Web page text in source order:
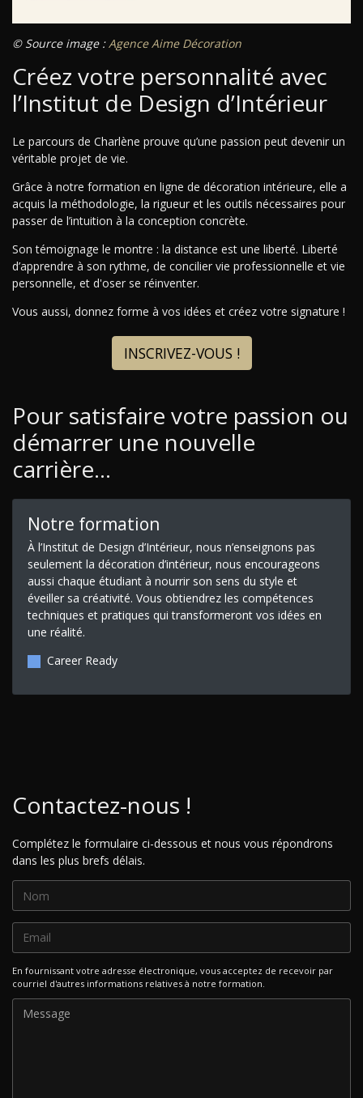
© Source image :Agence Aime Décoration
Créez votre personnalité avec
l’Institut de Design d’Intérieur
Le parcours de Charlène prouve qu’une passion peut devenir un
véritable projet de vie.
Grâce à notre formation en ligne de décoration intérieure, elle a
acquis la méthodologie, la rigueur et les outils nécessaires pour
passer de l’intuition à la conception concrète.
Son témoignage le montre : la distance est une liberté. Liberté
d’apprendre à son rythme, de concilier vie professionnelle et vie
personnelle, et d'oser se réinventer.
Vous aussi, donnez forme à vos idées et créez votre signature !
INSCRIVEZ-VOUS !
Pour satisfaire votre passion ou
démarrer une nouvelle
carrière…
Notre formation
À l’Institut de Design d’Intérieur, nous n’enseignons pas
seulement la décoration d’intérieur, nous encourageons
aussi chaque étudiant à nourrir son sens du style et
éveiller sa créativité. Vous obtiendrez les compétences
techniques et pratiques qui transformeront vos idées en
une réalité.
Career Ready
Contactez-nous !
Complétez le formulaire ci-dessous et nous vous répondrons
dans les plus brefs délais.
En fournissant votre adresse électronique, vous acceptez de recevoir par
courriel d'autres informations relatives à notre formation.